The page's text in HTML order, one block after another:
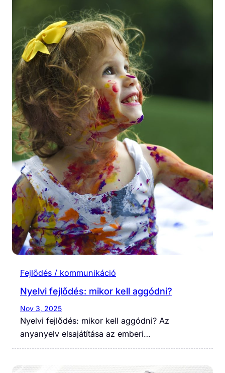
Fejlődés / kommunikáció
Nyelvi fejlődés: mikor kell aggódni?
Nov 3, 2025
Nyelvi fejlődés: mikor kell aggódni? Az
anyanyelv elsajátítása az emberi…